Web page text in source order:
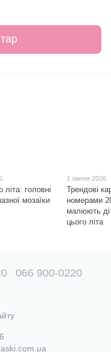
літа: головні
мозаїки
1 липня 2026
Трендові
номерами
малюють
цього літа
066 900-0220